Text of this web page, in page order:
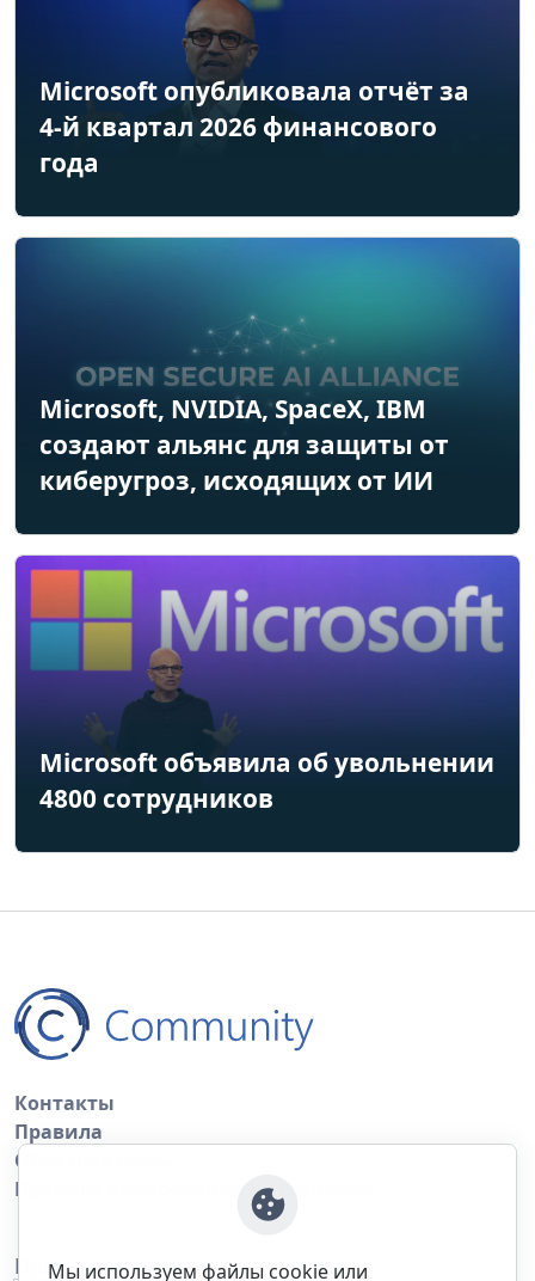
Microsoft опубликовала отчёт за
4-й квартал 2026 финансового
года
Microsoft, NVIDIA, SpaceX, IBM
создают альянс для защиты от
киберугроз, исходящих от ИИ
Microsoft объявила об увольнении
4800 сотрудников
Контакты
Правила
Обратная связь
Правила копирования материалов
Приложение
Мы используем файлы cookie или